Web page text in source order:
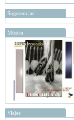
Sugerencias
Música
Viajes